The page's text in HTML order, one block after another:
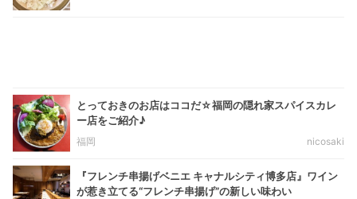
とっておきのお店はココだ☆福岡の隠れ家スパイスカレ
ー店をご紹介♪
福岡 nicosaki
『フレンチ串揚げベニエ キャナルシティ博多店』ワイン
が惹き立てる“フレンチ串揚げ”の新しい味わい